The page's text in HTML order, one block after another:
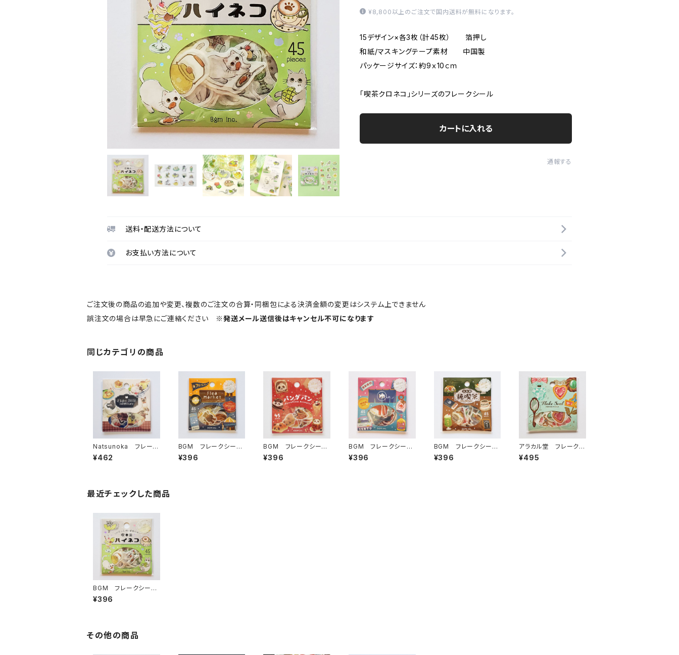
¥8,800以上のご注文で国内送料が無料になります。
15デザイン×各3枚（計45枚） 箔押し
和紙/マスキングテープ素材 中国製
パッケージサイズ：約9ｘ10ｃｍ
「喫茶クロネコ」シリーズのフレークシール
カートに入れる
通報する
送料・配送方法について
お支払い方法について
ご注文後の商品の追加や変更、複数のご注文の合算・同梱包による決済金額の変更はシステム上できません
誤注文の場合は早急にご連絡ください ※発送メール送信後はキャンセル不可になります
同じカテゴリの商品
Natsunoka フレーク
シール 猫喫茶 53-0
76
¥462
BGM フレークシー
ル レトロ散策・蚤の市
フリーマーケット
¥396
BGM フレークシー
ル ふわふわanimals・
パンダパン
¥396
BGM フレークシー
ル レトロ散策・銭湯
¥396
BGM フレークシー
ル レトロ散策・純喫茶
¥396
アラカル堂 フレークシ
ール jewelryジュエ
リー 53-078
¥495
最近チェックした商品
BGM フレークシー
ル いらっしゃいませニ
ャ！・喫茶ハイネコ
¥396
その他の商品